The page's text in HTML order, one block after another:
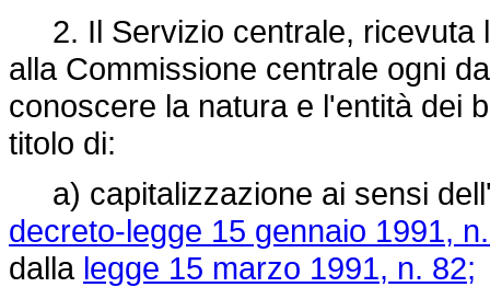
2. Il Servizio centrale, ricevuta
alla Commissione centrale ogni
conoscere la natura e l'entità dei
titolo di:
a) capitalizzazione ai sensi
decreto-legge 15 gennaio 1991,
dalla legge 15 marzo 1991, n. 82;